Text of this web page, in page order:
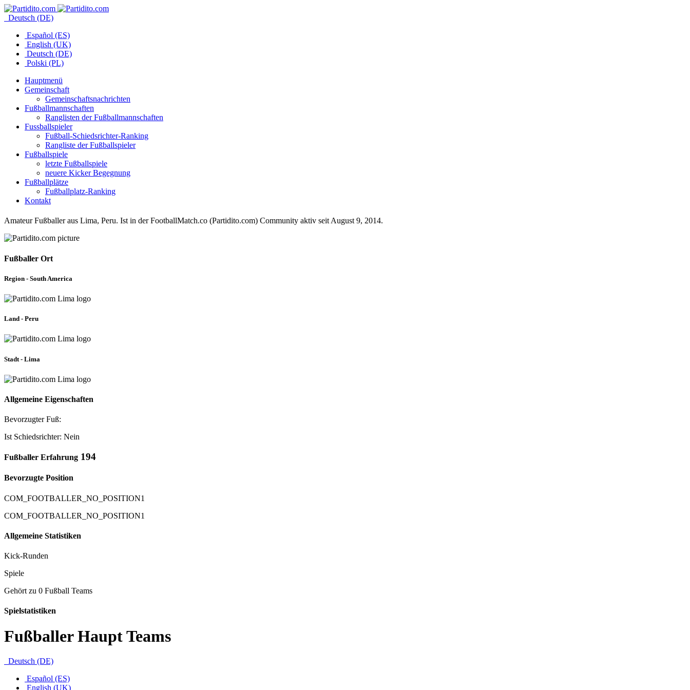
Deutsch (DE)
Español (ES)
English (UK)
Deutsch (DE)
Polski (PL)
Hauptmenü
Gemeinschaft
Gemeinschaftsnachrichten
Fußballmannschaften
Ranglisten der Fußballmannschaften
Fussballspieler
Fußball-Schiedsrichter-Ranking
Rangliste der Fußballspieler
Fußballspiele
letzte Fußballspiele
neuere Kicker Begegnung
Fußballplätze
Fußballplatz-Ranking
Kontakt
Amateur Fußballer aus Lima, Peru. Ist in der FootballMatch.co (Partidito.com) Community aktiv seit August 9, 2014.
Fußballer Ort
Region - South America
Land - Peru
Stadt - Lima
Allgemeine Eigenschaften
Bevorzugter Fuß:
Ist Schiedsrichter: Nein
Fußballer Erfahrung 194
Bevorzugte Position
COM_FOOTBALLER_NO_POSITION1
COM_FOOTBALLER_NO_POSITION1
Allgemeine Statistiken
Kick-Runden
Spiele
Gehört zu 0 Fußball Teams
Spielstatistiken
Fußballer Haupt Teams
Deutsch (DE)
Español (ES)
English (UK)